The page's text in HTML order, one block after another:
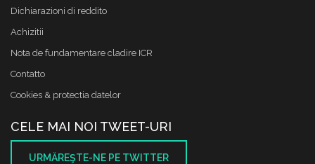
Dichiarazioni di reddito
Achizitii
Nota de fundamentare cladire ICR
Contatto
Cookies & protectia datelor
CELE MAI NOI TWEET-URI
URMĂREŞTE-NE PE TWITTER